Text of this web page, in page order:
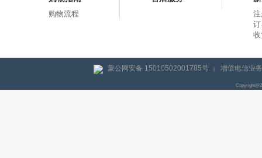
购物流程
蒙公网安备 15010502001785号 | 增值电信业